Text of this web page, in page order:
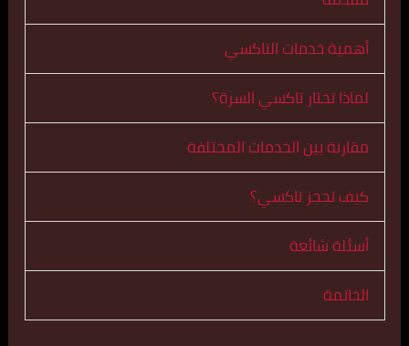
أهمية خدمات التاكسي
لماذا تختار تاكسي السرة؟
مقارنة بين الخدمات المختلفة
كيف تحجز تاكسي؟
أسئلة شائعة
الخاتمة